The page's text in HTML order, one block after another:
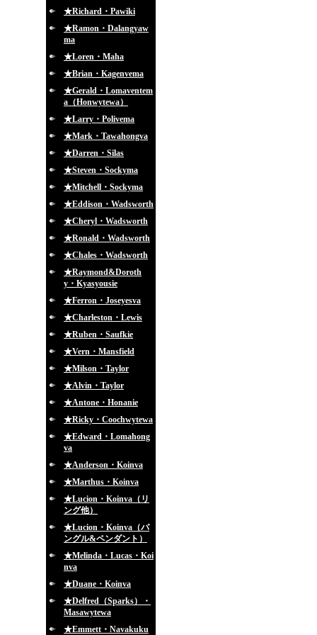
★Richard・Pawiki
★Ramon・Dalangyaw
ma
★Loren・Maha
★Brian・Kagenvema
★Gerald・Lomaventem
a（Honwytewa）
★Larry・Polivema
★Mark・Tawahongva
★Darren・Silas
★Steven・Sockyma
★Mitchell・Sockyma
★Eddison・Wadsworth
★Cheryl・Wadsworth
★Ronald・Wadsworth
★Chales・Wadsworth
★Raymond&Doroth
y・Kyasyousie
★Ferron・Joseyesva
★Charleston・Lewis
★Ruben・Saufkie
★Vern・Mansfield
★Milson・Taylor
★Alvin・Taylor
★Antone・Honanie
★Ricky・Coochwytewa
★Edward・Lomahong
va
★Anderson・Koinva
★Marthus・Koinva
★Lucion・Koinva（リ
ング他）
★Lucion・Koinva（バ
ングル&ペンダント）
★Melinda・Lucas・Koi
nva
★Duane・Koinva
★Delfred（Sparks）・
Masawytewa
★Emmett・Navakuku